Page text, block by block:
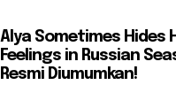
Alya Sometimes Hides
Feelings in Russian
Resmi Diumumkan!